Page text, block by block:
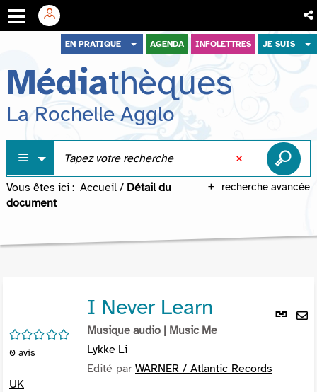
menu
contenu
recherche
EN PRATIQUE AGENDA INFOLETTRES JE SUIS
Médiathèques
La Rochelle Agglo
recherche avancée
Vous êtes ici : Accueil / Détail du
document
Lien
/5
0 avis
I Never Learn
Musique audio | Music Me
Lykke Li
Edité par WARNER / Atlantic Records
UK